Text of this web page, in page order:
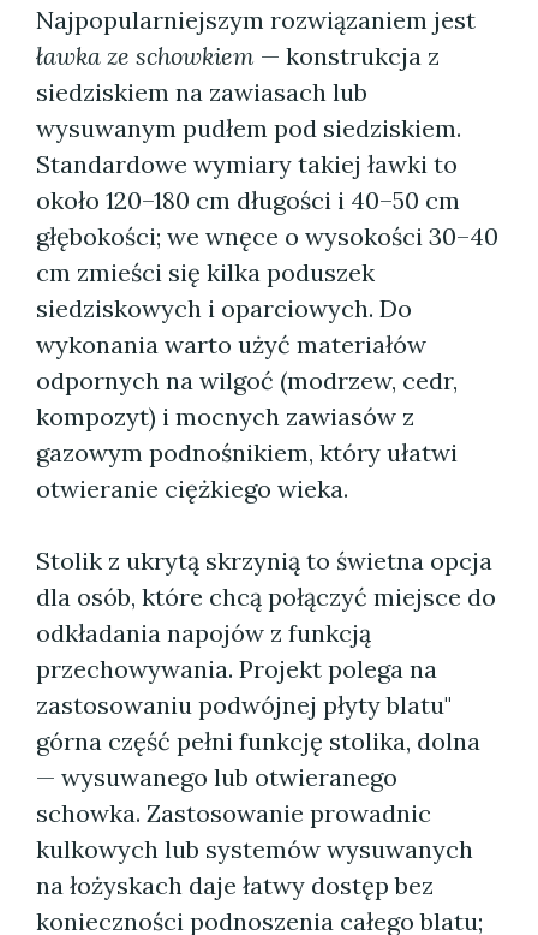
Najpopularniejszym rozwiązaniem jest
ławka ze schowkiem — konstrukcja z
siedziskiem na zawiasach lub
wysuwanym pudłem pod siedziskiem.
Standardowe wymiary takiej ławki to
około 120–180 cm długości i 40–50 cm
głębokości; we wnęce o wysokości 30–40
cm zmieści się kilka poduszek
siedziskowych i oparciowych. Do
wykonania warto użyć materiałów
odpornych na wilgoć (modrzew, cedr,
kompozyt) i mocnych zawiasów z
gazowym podnośnikiem, który ułatwi
otwieranie ciężkiego wieka.
Stolik z ukrytą skrzynią to świetna opcja
dla osób, które chcą połączyć miejsce do
odkładania napojów z funkcją
przechowywania. Projekt polega na
zastosowaniu podwójnej płyty blatu"
górna część pełni funkcję stolika, dolna
— wysuwanego lub otwieranego
schowka. Zastosowanie prowadnic
kulkowych lub systemów wysuwanych
na łożyskach daje łatwy dostęp bez
konieczności podnoszenia całego blatu;